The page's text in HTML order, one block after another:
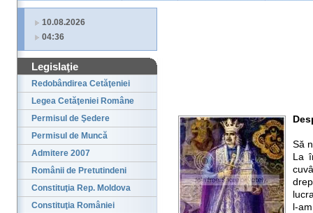
10.08.2026
04:36
Legislaţie
Redobândirea Cetăţeniei
Legea Cetăţeniei Române
Permisul de Şedere
Permisul de Muncă
Admitere 2007
Românii de Pretutindeni
Constituţia Rep. Moldova
Constituţia României
Să
La
l-